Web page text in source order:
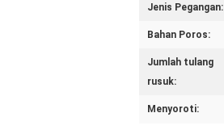
Jenis Pegangan:
Bahan Poros:
Jumlah tulang
rusuk:
Menyoroti: